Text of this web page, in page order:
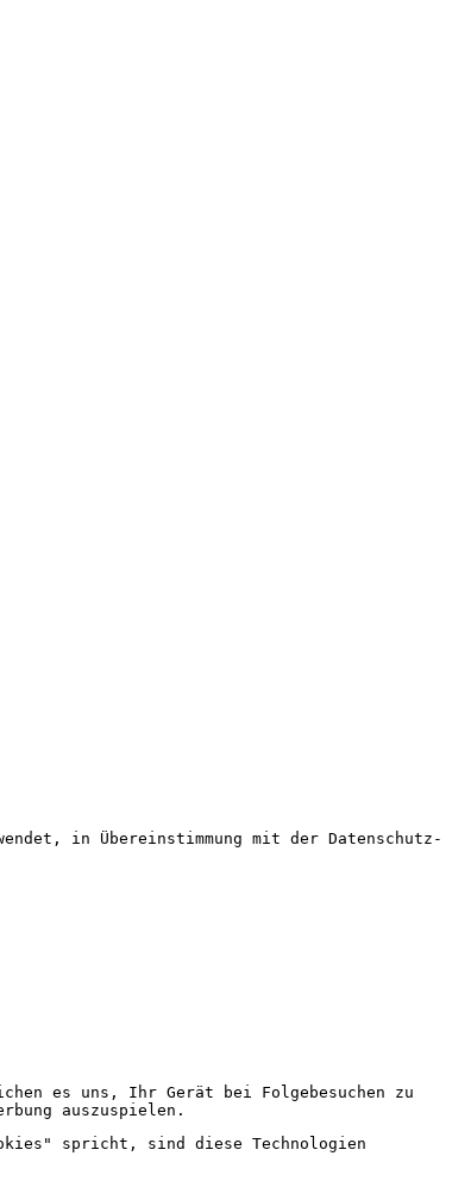
in Übereinstimmung mit der Datenschutz-
es uns, Ihr Gerät bei Folgebesuchen zu
auszuspielen.
spricht, sind diese Technologien